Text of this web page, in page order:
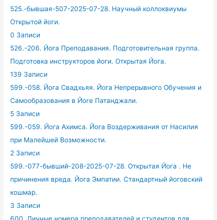
525.-бывшая-507-2025-07-28. Научный коллоквиумы
Открытой йоги.
0 Записи
526.-206. Йога Преподавания. Подготовительная группа.
Подготовка инструкторов йоги. Открытая Йога.
139 Записи
599.-058. Йога Свадхьяя. Йога Непрерывного Обучения и
Самообразования в Йоге Патанджали.
5 Записи
599.-059. Йога Ахимса. Йога Воздерживания от Насилия
при Малейшей Возможности.
2 Записи
599.-077-бывший-208-2025-07-28. Открытая Йога . Не
причинения вреда. Йога Эмпатии. Стандартный йоговский
кошмар.
3 Записи
600. Личные номера преподавателей и студентов для